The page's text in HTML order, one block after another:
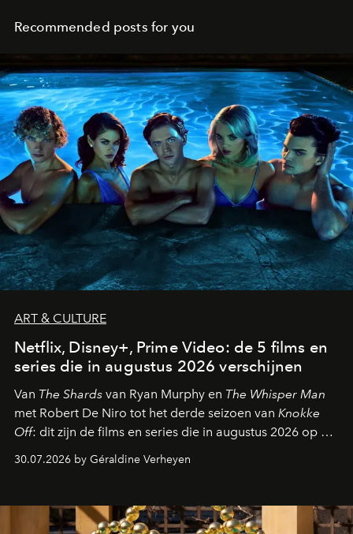
Recommended posts for you
ART & CULTURE
Netflix, Disney+, Prime Video: de 5 films en
series die in augustus 2026 verschijnen
Van The Shards van Ryan Murphy en The Whisper Man
met Robert De Niro tot het derde seizoen van Knokke
Off: dit zijn de films en series die in augustus 2026 op de
30.07.2026 by Géraldine Verheyen